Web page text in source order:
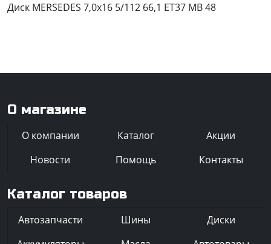
Диск MERSEDES 7,0x16 5/112 66,1 ET37 MB 48
О магазине
О компании Каталог
Акции
Новости
Помощь Контакты
Каталог товаров
Автозапчасти Шины
Диски